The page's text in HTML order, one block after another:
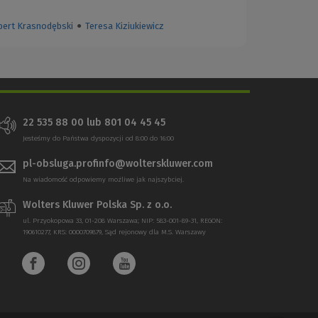
Krasnodębski ● Teresa Kiziukiewicz
22 535 88 00 lub 801 04 45 45
Jesteśmy do Państwa dyspozycji od 8:00 do 16:00
pl-obsluga.profinfo@wolterskluwer.com
Na wiadomość odpowiemy możliwe jak najszybciej.
Wolters Kluwer Polska Sp. z o.o.
ul. Przyokopowa 33, 01-208 Warszawa; NIP: 583-001-89-31, REGON:
190610277, KRS: 0000709879, Sąd rejonowy dla M.S. Warszawy